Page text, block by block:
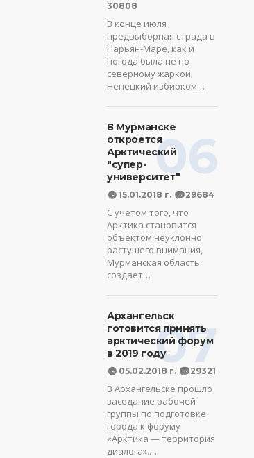
30808
В конце июля
предвыборная страда в
Нарьян-Маре, как и
погода была не по
северному жаркой.
Ненецкий избирком…
06
В Мурманске
откроется
Арктический
"супер-
университет"
15.01.2018 г. 29684
С учетом того, что
Арктика становится
объектом неуклонно
растущего внимания,
Мурманская область
создает…
07
Архангельск
готовится принять
арктический форум
в 2019 году
05.02.2018 г. 29321
В Архангельске прошло
заседание рабочей
группы по подготовке
города к форуму
«Арктика — территория
диалога».…